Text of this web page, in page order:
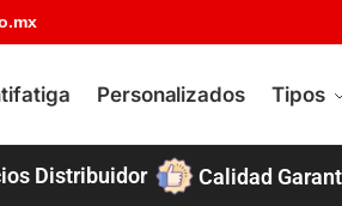
Personalizados Tipos
Distribuidor Calidad